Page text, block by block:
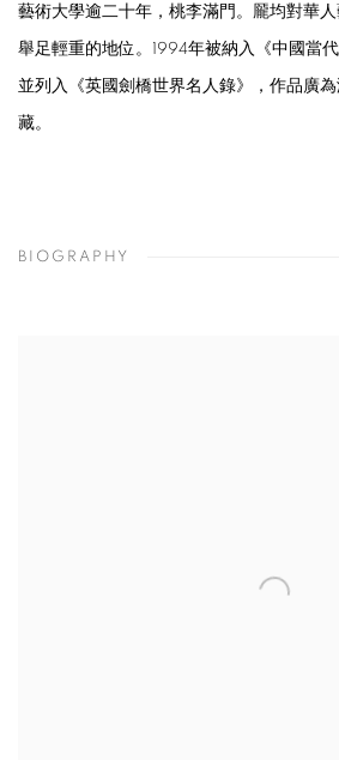
藝術大學逾二十年，桃李滿門。龎均對華
舉足輕重的地位。1994年被納入《中國當
並列入《英國劍橋世界名人錄》，作品廣
藏。
BIOGRAPHY